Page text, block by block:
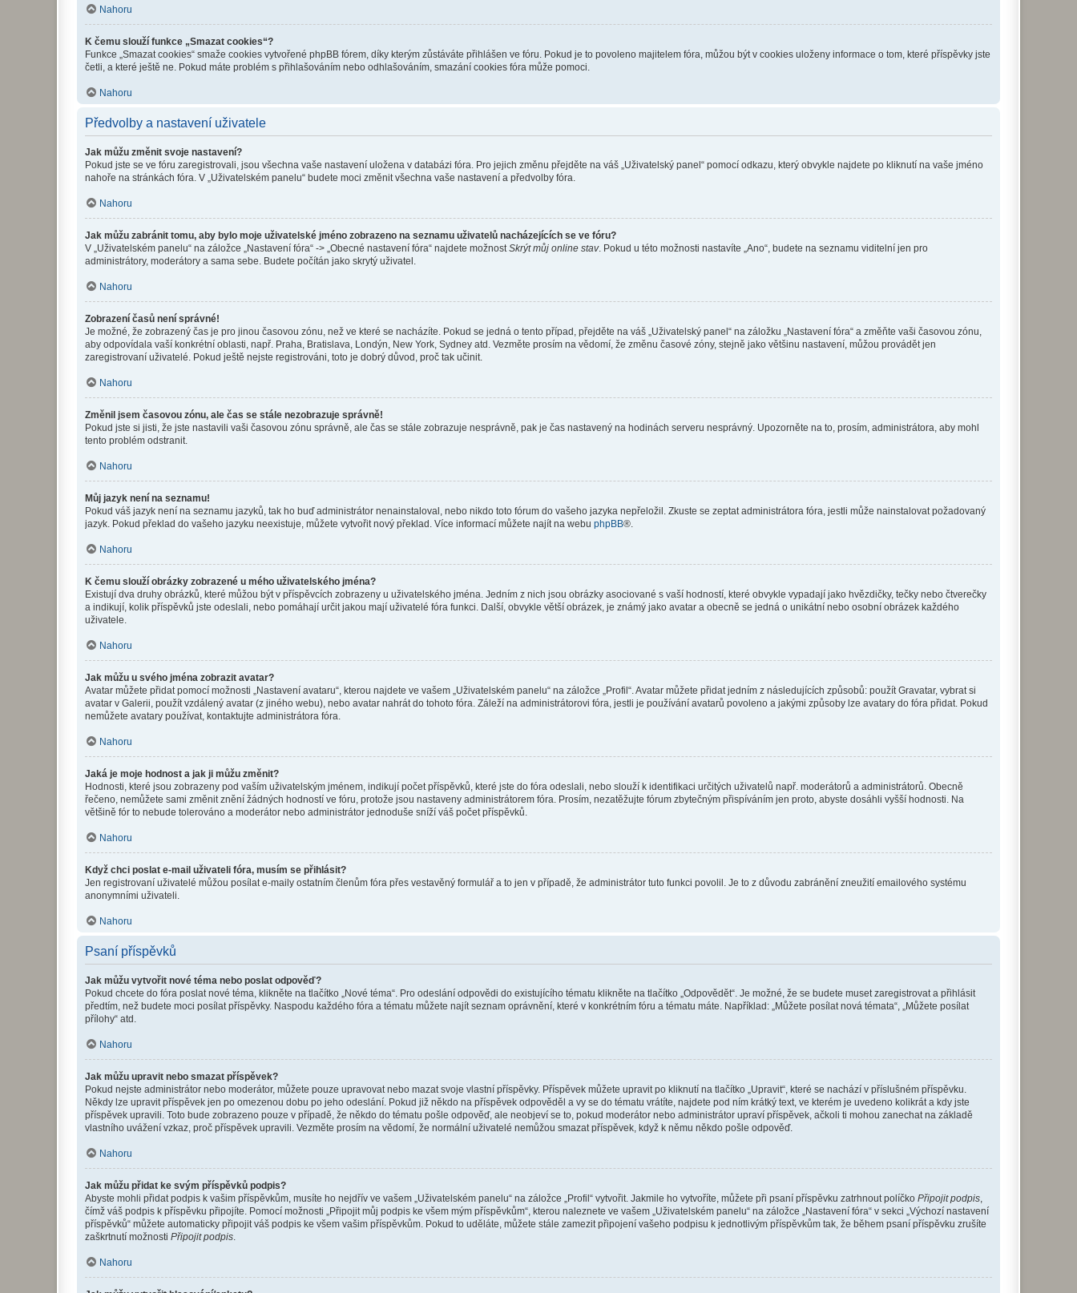
Nahoru
K čemu slouží funkce „Smazat cookies“?
Funkce „Smazat cookies“ smaže cookies vytvořené phpBB fórem, díky kterým zůstáváte přihlášen ve fóru. Pokud je to povoleno majitelem fóra, můžou být v cookies uloženy informace o tom, které příspěvky jste
četli, a které ještě ne. Pokud máte problém s přihlašováním nebo odhlašováním, smazání cookies fóra může pomoci.
Nahoru
Předvolby a nastavení uživatele
Jak můžu změnit svoje nastavení?
Pokud jste se ve fóru zaregistrovali, jsou všechna vaše nastavení uložena v databázi fóra. Pro jejich změnu přejděte na váš „Uživatelský panel“ pomocí odkazu, který obvykle najdete po kliknutí na vaše jméno
nahoře na stránkách fóra. V „Uživatelském panelu“ budete moci změnit všechna vaše nastavení a předvolby fóra.
Nahoru
Jak můžu zabránit tomu, aby bylo moje uživatelské jméno zobrazeno na seznamu uživatelů nacházejících se ve fóru?
V „Uživatelském panelu“ na záložce „Nastavení fóra“ -> „Obecné nastavení fóra“ najdete možnost Skrýt můj online stav. Pokud u této možnosti nastavíte „Ano“, budete na seznamu viditelní jen pro
administrátory, moderátory a sama sebe. Budete počítán jako skrytý uživatel.
Nahoru
Zobrazení časů není správné!
Je možné, že zobrazený čas je pro jinou časovou zónu, než ve které se nacházíte. Pokud se jedná o tento případ, přejděte na váš „Uživatelský panel“ na záložku „Nastavení fóra“ a změňte vaši časovou zónu,
aby odpovídala vaší konkrétní oblasti, např. Praha, Bratislava, Londýn, New York, Sydney atd. Vezměte prosím na vědomí, že změnu časové zóny, stejně jako většinu nastavení, můžou provádět jen
zaregistrovaní uživatelé. Pokud ještě nejste registrováni, toto je dobrý důvod, proč tak učinit.
Nahoru
Změnil jsem časovou zónu, ale čas se stále nezobrazuje správně!
Pokud jste si jisti, že jste nastavili vaši časovou zónu správně, ale čas se stále zobrazuje nesprávně, pak je čas nastavený na hodinách serveru nesprávný. Upozorněte na to, prosím, administrátora, aby mohl
tento problém odstranit.
Nahoru
Můj jazyk není na seznamu!
Pokud váš jazyk není na seznamu jazyků, tak ho buď administrátor nenainstaloval, nebo nikdo toto fórum do vašeho jazyka nepřeložil. Zkuste se zeptat administrátora fóra, jestli může nainstalovat požadovaný
jazyk. Pokud překlad do vašeho jazyku neexistuje, můžete vytvořit nový překlad. Více informací můžete najít na webu phpBB®.
Nahoru
K čemu slouží obrázky zobrazené u mého uživatelského jména?
Existují dva druhy obrázků, které můžou být v příspěvcích zobrazeny u uživatelského jména. Jedním z nich jsou obrázky asociované s vaší hodností, které obvykle vypadají jako hvězdičky, tečky nebo čtverečky
a indikují, kolik příspěvků jste odeslali, nebo pomáhají určit jakou mají uživatelé fóra funkci. Další, obvykle větší obrázek, je známý jako avatar a obecně se jedná o unikátní nebo osobní obrázek každého
uživatele.
Nahoru
Jak můžu u svého jména zobrazit avatar?
Avatar můžete přidat pomocí možnosti „Nastavení avataru“, kterou najdete ve vašem „Uživatelském panelu“ na záložce „Profil“. Avatar můžete přidat jedním z následujících způsobů: použít Gravatar, vybrat si
avatar v Galerii, použít vzdálený avatar (z jiného webu), nebo avatar nahrát do tohoto fóra. Záleží na administrátorovi fóra, jestli je používání avatarů povoleno a jakými způsoby lze avatary do fóra přidat. Pokud
nemůžete avatary používat, kontaktujte administrátora fóra.
Nahoru
Jaká je moje hodnost a jak ji můžu změnit?
Hodnosti, které jsou zobrazeny pod vaším uživatelským jménem, indikují počet příspěvků, které jste do fóra odeslali, nebo slouží k identifikaci určitých uživatelů např. moderátorů a administrátorů. Obecně
řečeno, nemůžete sami změnit znění žádných hodností ve fóru, protože jsou nastaveny administrátorem fóra. Prosím, nezatěžujte fórum zbytečným přispíváním jen proto, abyste dosáhli vyšší hodnosti. Na
většině fór to nebude tolerováno a moderátor nebo administrátor jednoduše sníží váš počet příspěvků.
Nahoru
Když chci poslat e-mail uživateli fóra, musím se přihlásit?
Jen registrovaní uživatelé můžou posílat e-maily ostatním členům fóra přes vestavěný formulář a to jen v případě, že administrátor tuto funkci povolil. Je to z důvodu zabránění zneužití emailového systému
anonymními uživateli.
Nahoru
Psaní příspěvků
Jak můžu vytvořit nové téma nebo poslat odpověď?
Pokud chcete do fóra poslat nové téma, klikněte na tlačítko „Nové téma“. Pro odeslání odpovědi do existujícího tématu klikněte na tlačítko „Odpovědět“. Je možné, že se budete muset zaregistrovat a přihlásit
předtím, než budete moci posílat příspěvky. Naspodu každého fóra a tématu můžete najít seznam oprávnění, které v konkrétním fóru a tématu máte. Například: „Můžete posílat nová témata“, „Můžete posílat
přílohy“ atd.
Nahoru
Jak můžu upravit nebo smazat příspěvek?
Pokud nejste administrátor nebo moderátor, můžete pouze upravovat nebo mazat svoje vlastní příspěvky. Příspěvek můžete upravit po kliknutí na tlačítko „Upravit“, které se nachází v příslušném příspěvku.
Někdy lze upravit příspěvek jen po omezenou dobu po jeho odeslání. Pokud již někdo na příspěvek odpověděl a vy se do tématu vrátíte, najdete pod ním krátký text, ve kterém je uvedeno kolikrát a kdy jste
příspěvek upravili. Toto bude zobrazeno pouze v případě, že někdo do tématu pošle odpověď, ale neobjeví se to, pokud moderátor nebo administrátor upraví příspěvek, ačkoli ti mohou zanechat na základě
vlastního uvážení vzkaz, proč příspěvek upravili. Vezměte prosím na vědomí, že normální uživatelé nemůžou smazat příspěvek, když k němu někdo pošle odpověď.
Nahoru
Jak můžu přidat ke svým příspěvků podpis?
Abyste mohli přidat podpis k vašim příspěvkům, musíte ho nejdřív ve vašem „Uživatelském panelu“ na záložce „Profil“ vytvořit. Jakmile ho vytvoříte, můžete při psaní příspěvku zatrhnout políčko Připojit podpis
čímž váš podpis k příspěvku připojíte. Pomocí možnosti „Připojit můj podpis ke všem mým příspěvkům“, kterou naleznete ve vašem „Uživatelském panelu“ na záložce „Nastavení fóra“ v sekci „Výchozí nastavení
příspěvků“ můžete automaticky připojit váš podpis ke všem vašim příspěvkům. Pokud to uděláte, můžete stále zamezit připojení vašeho podpisu k jednotlivým příspěvkům tak, že během psaní příspěvku zrušíte
zaškrtnutí možnosti Připojit podpis
Nahoru